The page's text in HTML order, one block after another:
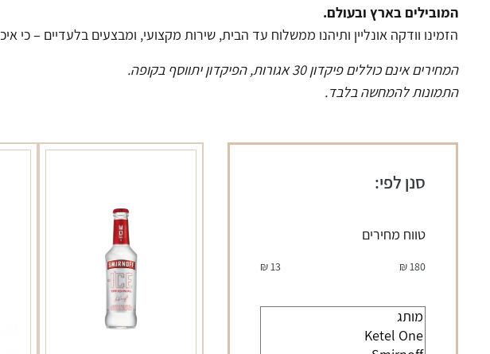
המובילים בארץ ובעולם.
הזמינו וודקה אונליין ותיהנו ממשלוח עד הבית, שירות מקצועי, ומבצעים בלעדיים –כי
המחירים אינם כוללים פיקדון 30 אגורות, הפיקדון יתווסף בקופה.
התמונות להמחשה בלבד.
סנן לפי:
טווח מחירים
180
₪
13
₪